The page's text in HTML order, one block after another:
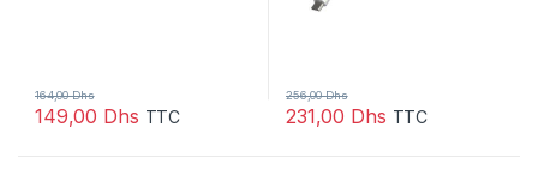
149,00 Dhs
164,00Dhs
TTC 231,00 Dhs
256,00Dhs
TTC